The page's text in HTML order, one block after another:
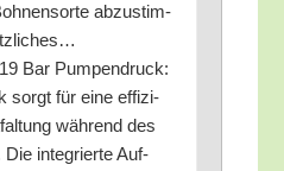
abzu­stim­
Bar Pum­pen­druck:
sorgt für eine effi­zi­
wäh­rend des
Die inte­grier­te Auf­